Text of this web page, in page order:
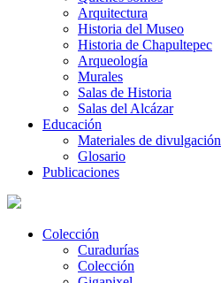
Arquitectura
Historia del Museo
Historia de Chapultepec
Arqueología
Murales
Salas de Historia
Salas del Alcázar
Educación
Materiales de divulgación
Glosario
Publicaciones
Colección
Curadurías
Colección